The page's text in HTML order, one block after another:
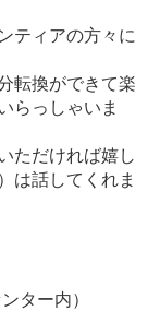
ティアの方々に
転換ができて楽
らっしゃいま
ただければ嬉し
は話してくれま
ター内）